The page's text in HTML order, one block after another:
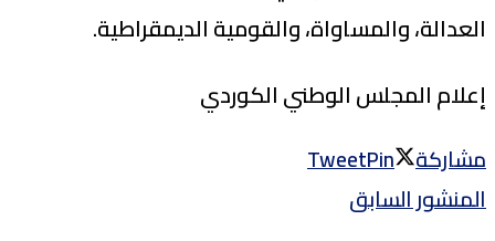
العدالة، والمساواة، والقومية الديمقراطية.
إعلام المجلس الوطني الكوردي
مشاركة TweetPin
المنشور السابق